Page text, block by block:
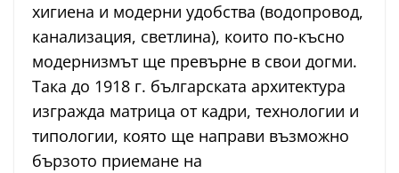
хигиена и модерни удобства (водопровод,
канализация, светлина), които по-късно
модернизмът ще превърне в свои догми.
Така до 1918 г. българската архитектура
изгражда матрица от кадри, технологии и
типологии, която ще направи възможно
бързото приемане на